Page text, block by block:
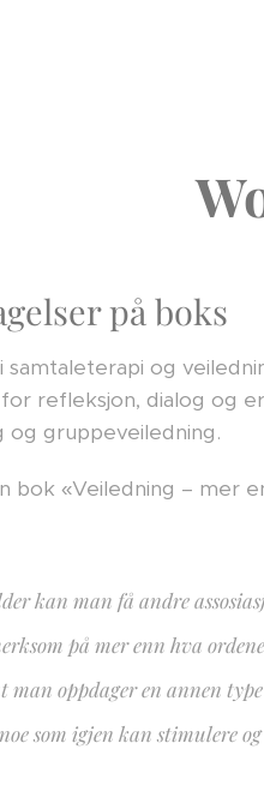
på boks
og
refleksjon, dialog og
og gruppeveiledning.
bok «Veiledning – mer
kan man få andre
på mer enn hva
man oppdager en annen
som igjen kan stimulere